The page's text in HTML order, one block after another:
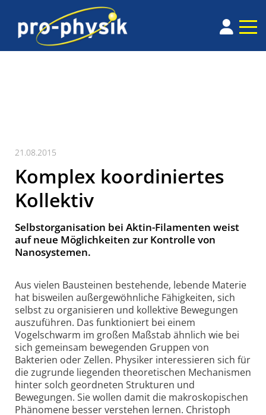
21.08.2015
Komplex koordiniertes
Kollektiv
Selbstorganisation bei Aktin-Filamenten weist
auf neue Möglichkeiten zur Kontrolle von
Nanosystemen.
Aus vielen Bausteinen bestehende, lebende Materie
hat bisweilen außergewöhnliche Fähigkeiten, sich
selbst zu organisieren und kollektive Bewegungen
auszuführen. Das funktioniert bei einem
Vogelschwarm im großen Maßstab ähnlich wie bei
sich gemeinsam bewegenden Gruppen von
Bakterien oder Zellen. Physiker interessieren sich für
die zugrunde liegenden theoretischen Mechanismen
hinter solch geordneten Strukturen und
Bewegungen. Sie wollen damit die makroskopischen
Phänomene besser verstehen lernen. Christoph